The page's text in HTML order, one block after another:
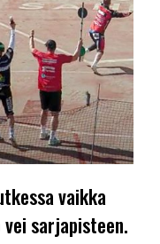
vaikka
vei sarjapisteen.